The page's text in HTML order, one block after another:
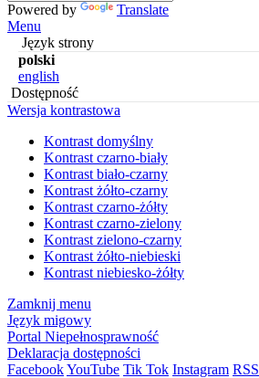
Powered by
Translate
Menu
Język strony
polski
english
Dostępność
Wersja kontrastowa
Kontrast domyślny
Kontrast czarno-biały
Kontrast biało-czarny
Kontrast żółto-czarny
Kontrast czarno-żółty
Kontrast czarno-zielony
Kontrast zielono-czarny
Kontrast żółto-niebieski
Kontrast niebiesko-żółty
Zamknij menu
Język migowy
Portal Niepełnosprawność
Deklaracja dostępności
FacebookYouTube Tik Tok Instagram RSS